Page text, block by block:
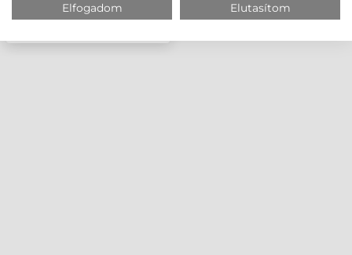
Elfogadom Elutasítom